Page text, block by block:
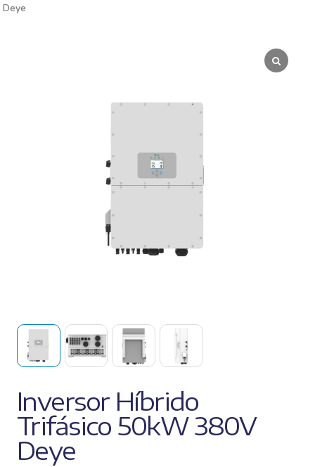
Deye
Inversor Híbrido
Trifásico 50kW 380V
Deye